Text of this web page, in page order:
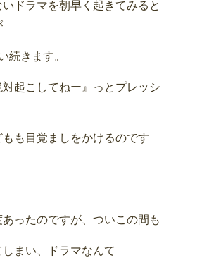
ドラマを朝早く起きてみると
続きます。
対起こしてねー』っとプレッシ
も目覚ましをかけるのです
ったのですが、ついこの間も
まい、ドラマなんて